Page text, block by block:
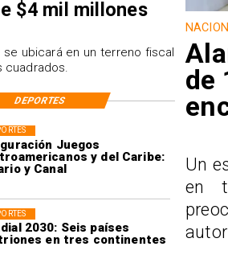
Juegos
y del Caribe:
y Canal
2030: Seis países
en tres continentes
$4 mil millones
ubicará en un terreno fiscal
cuadrados.
de
Un
en
DEPORTES